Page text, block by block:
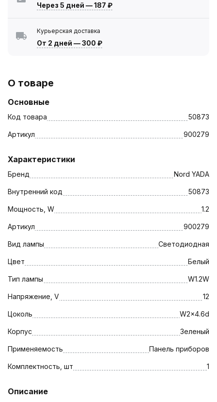
Через 5 дней —187 ₽
Курьерская доставка
От 2 дней —300 ₽
О товаре
Основные
Код товара 50873
Артикул 900279
Характеристики
Бренд Nord YADA
Внутренний код 50873
Мощность, W 1.2
Артикул 900279
Вид лампы Светодиодная
Цвет Белый
Тип лампы W1.2W
Напряжение, V 12
Цоколь W2x4.6d
Корпус Зеленый
Применяемость Панель приборов
Комплектность, шт 1
Описание